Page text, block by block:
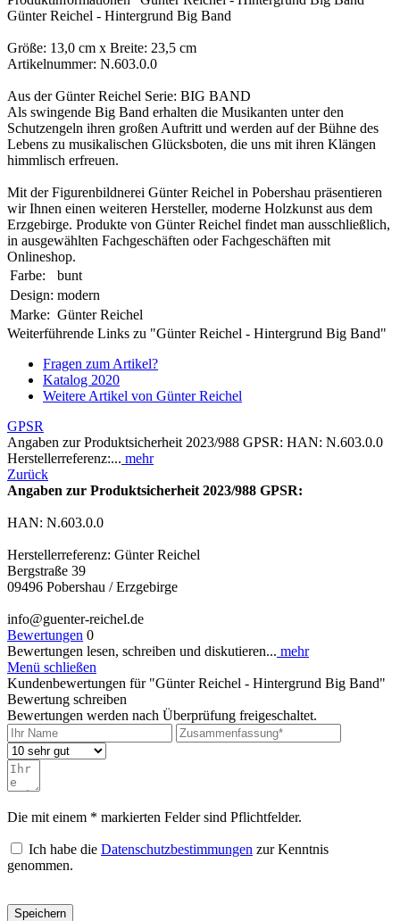
Günter Reichel - Hintergrund Big Band
Größe: 13,0 cm x Breite: 23,5 cm
Artikelnummer: N.603.0.0
Aus der Günter Reichel Serie: BIG BAND
Als swingende Big Band erhalten die Musikanten unter den
Schutzengeln ihren großen Auftritt und werden auf der Bühne des
Lebens zu musikalischen Glücksboten, die uns mit ihren Klängen
himmlisch erfreuen.
Mit der Figurenbildnerei Günter Reichel in Pobershau präsentieren
wir Ihnen einen weiteren Hersteller, moderne Holzkunst aus dem
Erzgebirge. Produkte von Günter Reichel findet man ausschließlich,
in ausgewählten Fachgeschäften oder Fachgeschäften mit
Onlineshop.
Farbe:
bunt
Design: modern
Marke: Günter Reichel
Weiterführende Links zu "Günter Reichel - Hintergrund Big Band"
Fragen zum Artikel?
Katalog 2020
Weitere Artikel von Günter Reichel
GPSR
Angaben zur Produktsicherheit 2023/988 GPSR: HAN: N.603.0.0
Herstellerreferenz:... mehr
Zurück
Angaben zur Produktsicherheit 2023/988 GPSR:
HAN: N.603.0.0
Herstellerreferenz: Günter Reichel
Bergstraße 39
09496 Pobershau / Erzgebirge
info@guenter-reichel.de
Bewertungen 0
Bewertungen lesen, schreiben und diskutieren... mehr
Menü schließen
Kundenbewertungen für "Günter Reichel - Hintergrund Big Band"
Bewertung schreiben
Bewertungen werden nach Überprüfung freigeschaltet.
Die mit einem * markierten Felder sind Pflichtfelder.
Ich habe die Datenschutzbestimmungen zur Kenntnis
genommen.
Speichern